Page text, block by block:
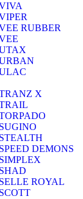
RUBBER
X
DEMONS
ROYAL